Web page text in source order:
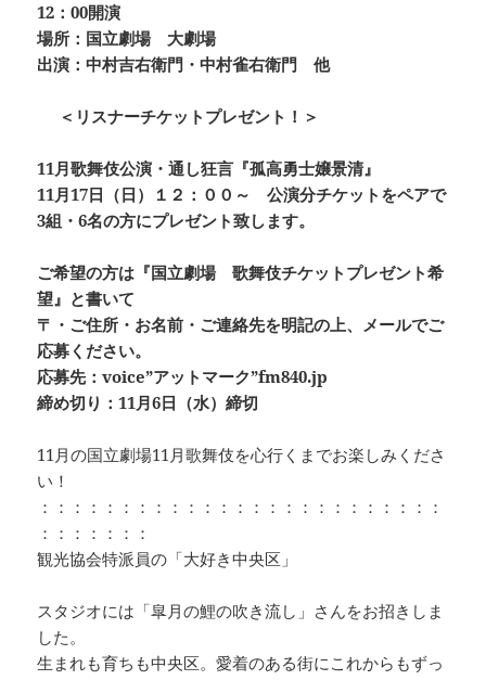
12：00開演
場所：国立劇場 大劇場
出演：中村吉右衛門・中村雀右衛門 他
＜リスナーチケットプレゼント！＞
11月歌舞伎公演・通し狂言『孤高勇士嬢景清』
11月17日（日）１２：００～ 公演分チケットをペアで
3組・6名の方にプレゼント致します。
ご希望の方は『国立劇場 歌舞伎チケットプレゼント希
望』と書いて
〒・ご住所・お名前・ご連絡先を明記の上、メールでご
応募ください。
応募先：voice”アットマーク”fm840.jp
締め切り：11月6日（水）締切
11月の国立劇場11月歌舞伎を心行くまでお楽しみくださ
い！
：：：：：：：：：：：：：：：：：：：：：：：：：
：：：：：：：
観光協会特派員の「大好き中央区」
スタジオには「皐月の鯉の吹き流し」さんをお招きしま
した。
生まれも育ちも中央区。愛着のある街にこれからもずっ